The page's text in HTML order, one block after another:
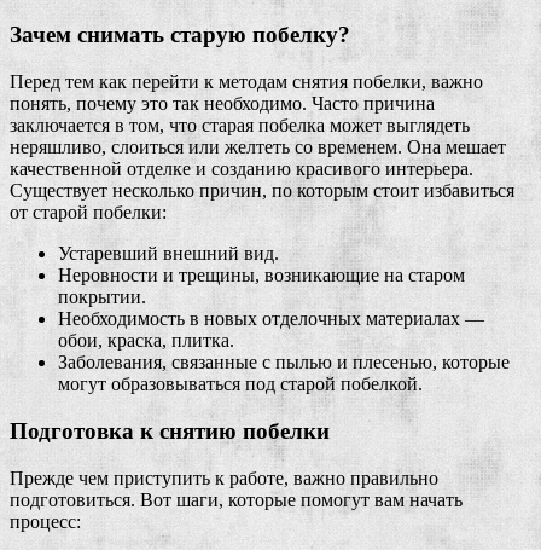
Зачем снимать старую побелку?
Перед тем как перейти к методам снятия побелки, важно
понять, почему это так необходимо. Часто причина
заключается в том, что старая побелка может выглядеть
неряшливо, слоиться или желтеть со временем. Она мешает
качественной отделке и созданию красивого интерьера.
Существует несколько причин, по которым стоит избавиться
от старой побелки:
Устаревший внешний вид.
Неровности и трещины, возникающие на старом
покрытии.
Необходимость в новых отделочных материалах —
обои, краска, плитка.
Заболевания, связанные с пылью и плесенью, которые
могут образовываться под старой побелкой.
Подготовка к снятию побелки
Прежде чем приступить к работе, важно правильно
подготовиться. Вот шаги, которые помогут вам начать
процесс: